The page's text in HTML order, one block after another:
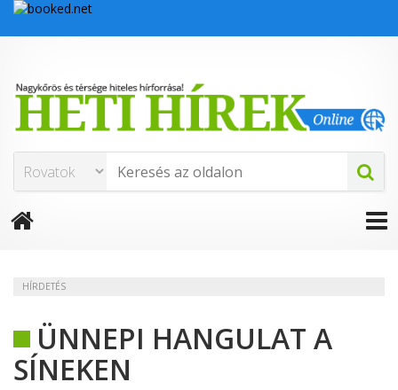
HÍRDETÉS
ÜNNEPI HANGULAT A
SÍNEKEN